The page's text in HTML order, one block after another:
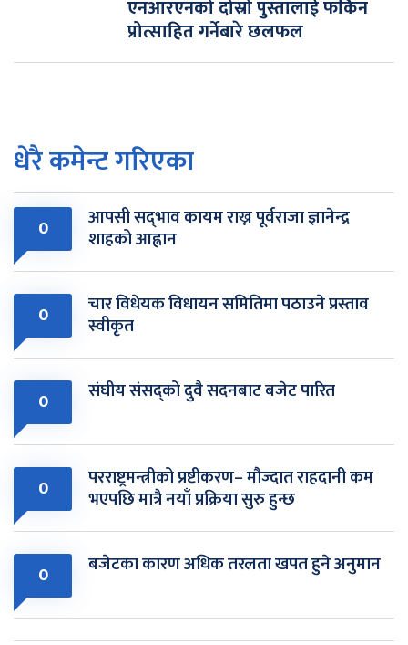
एनआरएनको दोस्रो पुस्तालाई फर्किन
प्रोत्साहित गर्नेबारे छलफल
धेरै कमेन्ट गरिएका
0 आपसी सद्‌भाव कायम राख्न पूर्वराजा ज्ञानेन्द्र
शाहको आह्वान
0 चार विधेयक विधायन समितिमा पठाउने प्रस्ताव
स्वीकृत
0 संघीय संसद्को दुवै सदनबाट बजेट पारित
0 परराष्ट्रमन्त्रीको प्रष्टीकरण– मौज्दात राहदानी कम
भएपछि मात्रै नयाँ प्रक्रिया सुरु हुन्छ
0 बजेटका कारण अधिक तरलता खपत हुने अनुमान